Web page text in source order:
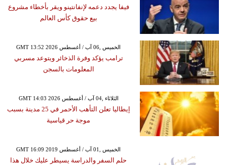
فيفا يجدد دعمه لإنفانتينو ويقر بأخطاء مشروع
بيع حقوق كأس العالم
GMT 13:52 2026 الخميس ,06 آب / أغسطس
ترامب يؤكد وفرة الذخائر ويتوعد مسربي
المعلومات بالسجن
GMT 14:03 2026 الثلاثاء ,04 آب / أغسطس
إيطاليا تعلن التأهب الأحمر في 25 مدينة بسبب
موجة حر قياسية
GMT 16:09 2019 الخميس ,01 آب / أغسطس
حلم السفر والدراسة يسيطر عليك خلال هذا